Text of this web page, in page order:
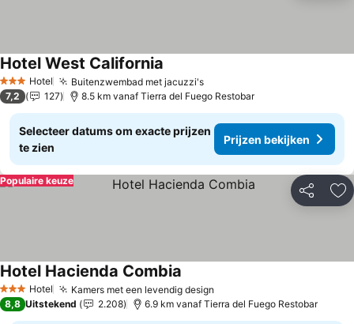
3 SterrenHotel Buitenzwembad met jacuzzi's
Hotel West California
7,2 127 8.5 km vanaf Tierra del Fuego Restobar
Selecteer datums om exacte prijzen
te zien
Prijzen bekijken
Delen
Populaire keuze
3 SterrenHotel Kamers met een levendig design
Hotel Hacienda Combia
8,8 Uitstekend 2.208 6.9 km vanaf Tierra del Fuego Restobar